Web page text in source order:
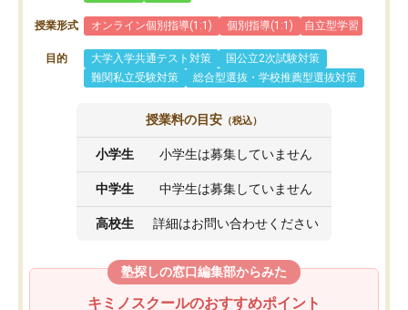
授業形式 オンライン個別指導(1:1) 個別指導(1:1) 自立型学習
目的 大学入学共通テスト対策
国公立2次試験対策
難関私立受験対策
総合型選抜・学校推薦型選抜対策
授業料の目安 （税込）
小学生 小学生は募集していません
中学生 中学生は募集していません
高校生 詳細はお問い合わせください
塾探しの窓口編集部からみた
キミノスクールのおすすめポイント